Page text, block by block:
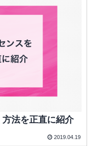
法を正直に紹介
2019.04.19